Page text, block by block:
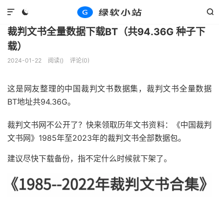



文章 
裁判文书全量数据下载BT（共94.36G 种子下
载）
2024-01-22 阅读() 评论(0)
这是网友整理的中国裁判文书数据集，裁判文书全量数据
BT地址共94.36G。
裁判文书网不公开了？快来领取历年文书资料：
《中国裁判
文书网》1985年至2023年的裁判文书全部数据包。
建议尽快下载备份，指不定什么时候就下架了。